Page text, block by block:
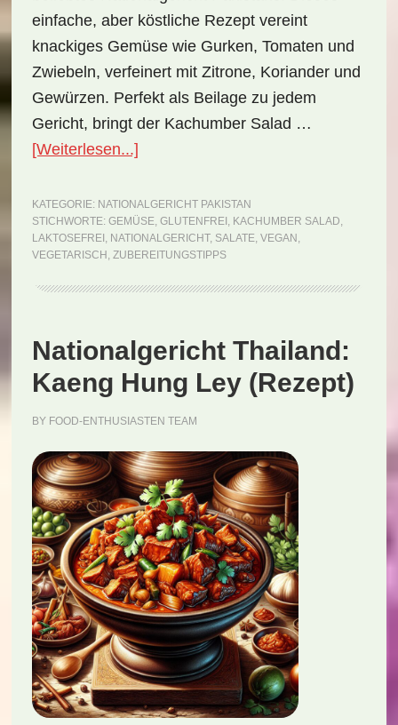
einfache, aber köstliche Rezept vereint
knackiges Gemüse wie Gurken, Tomaten und
Zwiebeln, verfeinert mit Zitrone, Koriander und
Gewürzen. Perfekt als Beilage zu jedem
Gericht, bringt der Kachumber Salad …
[Weiterlesen...]ÜberNationalgericht
Kachumber
Salad
(Rezept)
KATEGORIE: NATIONALGERICHT PAKISTAN
STICHWORTE: GEMÜSE, GLUTENFREI , KACHUMBER SALAD,
LAKTOSEFREI , NATIONALGERICHT, SALATE, VEGAN ,
VEGETARISCH , ZUBEREITUNGSTIPPS
Nationalgericht Thailand:
Kaeng Hung Ley (Rezept)
BY FOOD-ENTHUSIASTEN TEAM